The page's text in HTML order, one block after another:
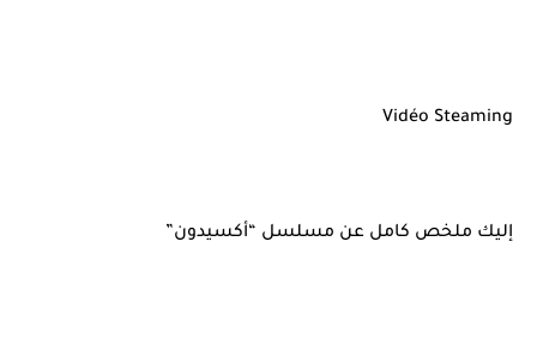
Vidéo Steaming
إليك ملخص كامل عن مسلسل “أكسيدون”